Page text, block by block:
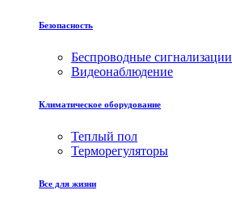
Безопасность
Беспроводные сигнализации
Видеонаблюдение
Климатическое оборудование
Теплый пол
Терморегуляторы
Все для жизни